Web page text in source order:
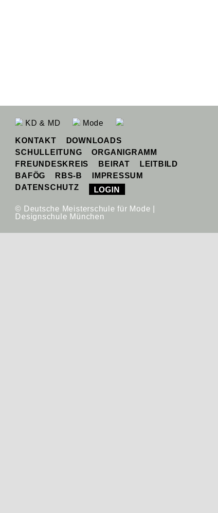
KD & MD Mode
KONTAKT
DOWNLOADS
SCHULLEITUNG
ORGANIGRAMM
FREUNDESKREIS
BEIRAT
LEITBILD
BAFÖG
RBS-B
IMPRESSUM
DATENSCHUTZ
LOGIN
© Deutsche Meisterschule für Mode |
Designschule München